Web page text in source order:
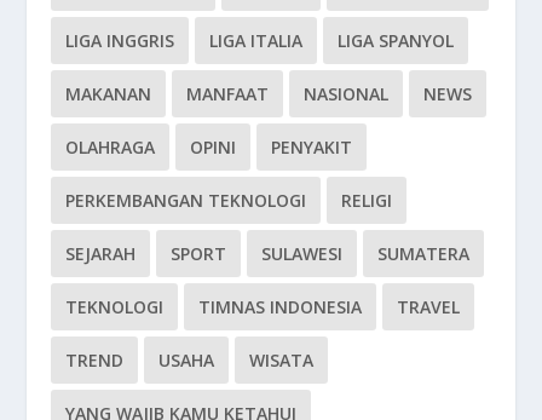
LIGA INGGRIS LIGA ITALIA LIGA SPANYOL
MAKANAN MANFAAT NASIONAL NEWS
OLAHRAGA OPINI PENYAKIT
PERKEMBANGAN TEKNOLOGI RELIGI
SEJARAH SPORT SULAWESI SUMATERA
TEKNOLOGI TIMNAS INDONESIA TRAVEL
TREND USAHA WISATA
YANG WAJIB KAMU KETAHUI